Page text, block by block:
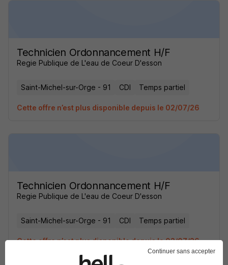
Technicien Ordonnancement H/F
Regie Publique de L'eau de Coeur D'esson
Saint-Michel-sur-Orge - 91 CDI Temps partiel
Cette offre n’est plus disponible depuis le 02/07/26
Technicien Ordonnancement H/F
Regie Publique de L'eau de Coeur D'esson
Saint-Michel-sur-Orge - 91 CDI Temps partiel
Cette offre n’est plus disponible depuis le 02/07/26
Continuer sans accepter